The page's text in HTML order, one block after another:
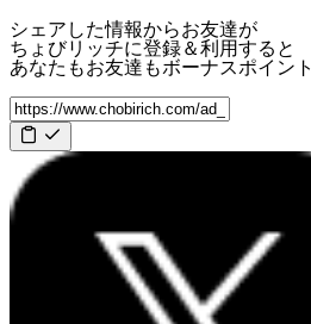
シェアした情報からお友達が
ちょびリッチに登録＆利用すると
あなたもお友達もボーナスポイント